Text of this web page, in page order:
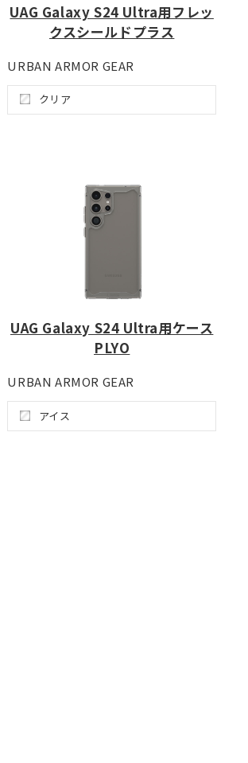
UAG Galaxy S24 Ultra用フレッ
クスシールドプラス
URBAN ARMOR GEAR
クリア
UAG Galaxy S24 Ultra用ケース
PLYO
URBAN ARMOR GEAR
アイス